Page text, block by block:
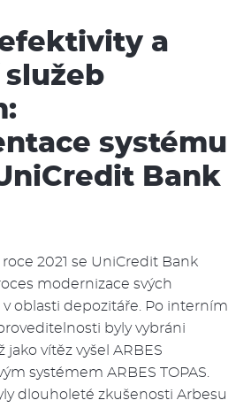
a
systému
Bank
2021 se UniCredit Bank
modernizace svých
oblasti depozitáře. Po interním
byly vybráni
jako vítěz vyšel ARBES
systémem ARBES TOPAS.
dlouholeté zkušenosti Arbesu